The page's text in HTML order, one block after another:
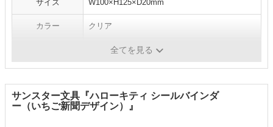
サイズ W100×H125×D20mm
カラー クリア
Archtypes全てを見る
サンスター文具『ハローキティ シールバインダ
ー（いちご新聞デザイン）』